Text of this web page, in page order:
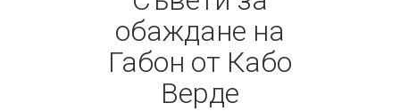
обаждане на
Габон от Кабо
Верде